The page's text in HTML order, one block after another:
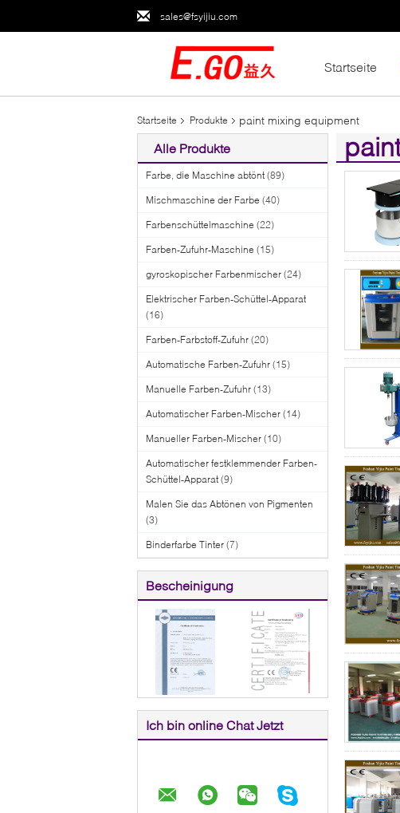
sales@fsyijiu.com
Startseite
Startseite Produkte paint mixing equipment
Alle Produkte
Farbe, die Maschine abtönt (89)
Mischmaschine der Farbe (40)
Farbenschüttelmaschine (22)
Farben-Zufuhr-Maschine (15)
gyroskopischer Farbenmischer (24)
Elektrischer Farben-Schüttel-Apparat
(16)
Farben-Farbstoff-Zufuhr (20)
Automatische Farben-Zufuhr (15)
Manuelle Farben-Zufuhr (13)
Automatischer Farben-Mischer (14)
Manueller Farben-Mischer (10)
Automatischer festklemmender Farben-
Schüttel-Apparat (9)
Malen Sie das Abtönen von Pigmenten
(3)
Binderfarbe Tinter (7)
Bescheinigung
Ich bin online Chat Jetzt
(141)